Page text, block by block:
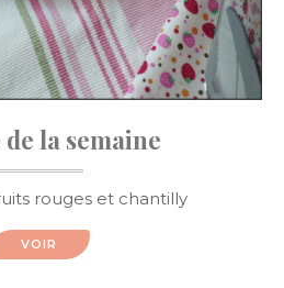
de la semaine
rouges et chantilly
VOIR